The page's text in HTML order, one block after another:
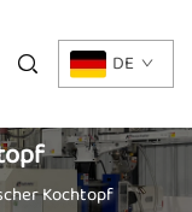
DE
Kochtopf